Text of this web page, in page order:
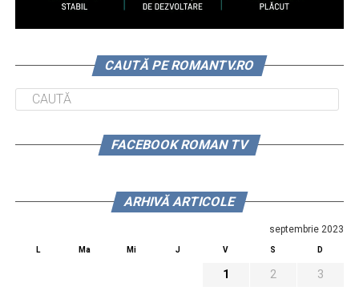
CAUTĂ PE ROMANTV.RO
FACEBOOK ROMAN TV
ARHIVĂ ARTICOLE
septembrie 2023
L Ma Mi J V S D
1 2
3